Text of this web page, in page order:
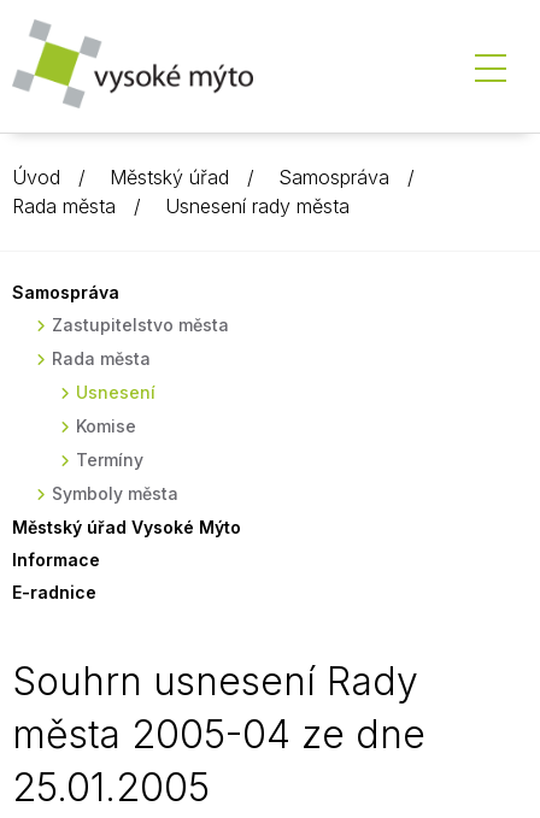
Úvod Městský úřad
Samospráva
Rada města
Usnesení rady města
Samospráva
Zastupitelstvo města
Rada města
Usnesení
Komise
Termíny
Symboly města
Městský úřad Vysoké Mýto
Informace
E-radnice
Souhrn usnesení Rady
města 2005-04 ze dne
25.01.2005